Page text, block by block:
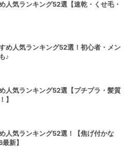
人気ランキング52選【速乾・くせ毛・
め人気ランキング52選！初心者・メン
♪
人気ランキング52選【プチプラ・髪質
】
人気ランキング52選！【焦げ付かな
新】